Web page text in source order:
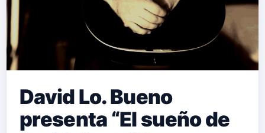
David Lo. Bueno
presenta “El sueño de